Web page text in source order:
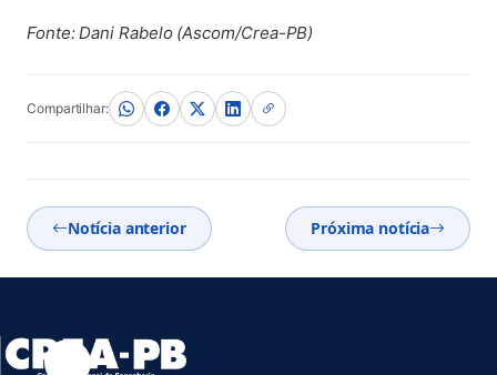
Fonte: Dani Rabelo (Ascom/Crea-PB)
Compartilhar:
Notícia anterior Próxima notícia